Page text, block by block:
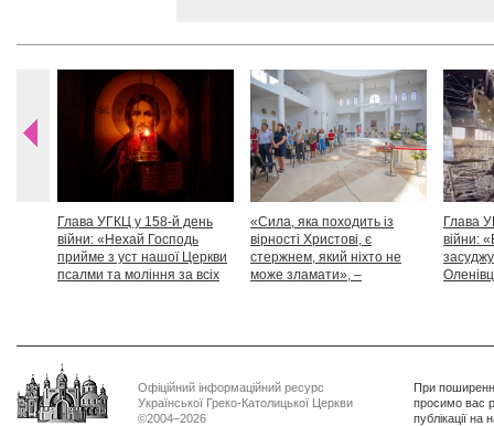
Глава УГКЦ у 158-й день
війни: «Нехай Господь
прийме з уст нашої Церкви
псалми та моління за всіх
«Сила, яка походить із
вірності Христові, є
стержнем, який ніхто не
може зламати», –
Глава
війни:
Офіційний інформаційний ресурс
Української Греко-Католицької Церкви
©2004–2026
При
просимо вас
публікації на